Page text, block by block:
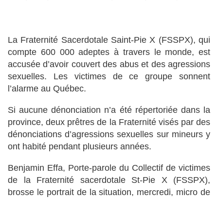
La Fraternité Sacerdotale Saint-Pie X (FSSPX), qui
compte 600 000 adeptes à travers le monde, est
accusée d’avoir couvert des abus et des agressions
sexuelles. Les victimes de ce groupe sonnent
l’alarme au Québec.
Si aucune dénonciation n’a été répertoriée dans la
province, deux prêtres de la Fraternité visés par des
dénonciations d’agressions sexuelles sur mineurs y
ont habité pendant plusieurs années.
Benjamin Effa, Porte-parole du Collectif de victimes
de la Fraternité sacerdotale St-Pie X (FSSPX),
brosse le portrait de la situation, mercredi, micro de